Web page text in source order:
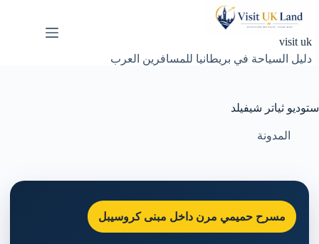
visit uk
دليل السياحة في بريطانيا للمسافرين العرب
ستوديو ثياتر شيفيلد
المدونة
مسرح حميمي مرن داخل مبنى كروسيبل